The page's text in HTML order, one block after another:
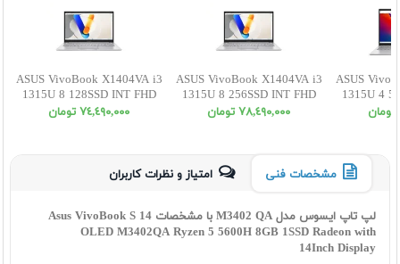
ASUS VivoBook X1404VA i3
1315U 8 128SSD INT FHD
٧٤,٤٩٠,٠٠٠ تومان
ASUS VivoBook X1404VA i3
1315U 8 256SSD INT FHD
٧٨,٤٩٠,٠٠٠ تومان
ASUS
1315U 4
مشخصات فنی امتیاز و نظرات کاربران
لپ تاپ ایسوس مدل M3402 QA با مشخصات Asus VivoBook S 14
OLED M3402QA Ryzen 5 5600H 8GB 1SSD Radeon with
14Inch Display